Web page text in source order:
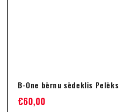
B-One bērnu sēdeklis Pelēks
€60,00